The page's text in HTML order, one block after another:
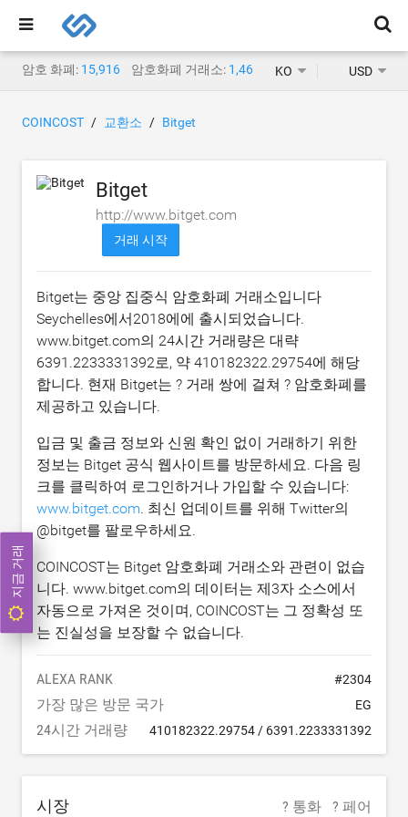
암호 화폐: 15,916 암호화폐 거래소: 1,468 KO USD
COINCOST 교환소 Bitget
Bitget
http://www.bitget.com
거래 시작
Bitget는 중앙 집중식 암호화폐 거래소입니다
Seychelles에서2018에에 출시되었습니다.
www.bitget.com의 24시간 거래량은 대략
6391.2233331392로, 약 410182322.29754에 해당
합니다. 현재 Bitget는 ? 거래 쌍에 걸쳐 ? 암호화폐를
제공하고 있습니다.
입금 및 출금 정보와 신원 확인 없이 거래하기 위한
정보는 Bitget 공식 웹사이트를 방문하세요. 다음 링
크를 클릭하여 로그인하거나 가입할 수 있습니다:
www.bitget.com. 최신 업데이트를 위해 Twitter의
@bitget를 팔로우하세요.
COINCOST는 Bitget 암호화폐 거래소와 관련이 없습
니다. www.bitget.com의 데이터는 제3자 소스에서
자동으로 가져온 것이며, COINCOST는 그 정확성 또
는 진실성을 보장할 수 없습니다.
ALEXA RANK #2304
가장 많은 방문 국가 EG
24시간 거래량 410182322.29754 / 6391.2233331392
시장 ? 통화 ? 페어
지금 거래